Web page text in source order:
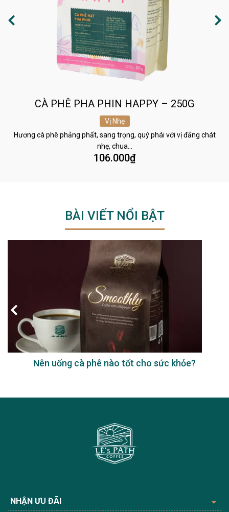
CÀ PHÊ PHA PHIN HAPPY – 250G
Vị Nhẹ
Hương cà phê phảng phất, sang trọng, quý phái với vị đắng chát
nhẹ, chua…
106.000₫
BÀI VIẾT NỔI BẬT
Nên uống cà phê nào tốt cho sức khỏe?
NHẬN ƯU ĐÃI